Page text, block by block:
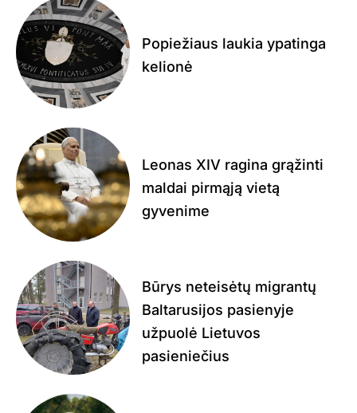
Popiežiaus laukia ypatinga
kelionė
Leonas XIV ragina grąžinti
maldai pirmąją vietą
gyvenime
Būrys neteisėtų migrantų
Baltarusijos pasienyje
užpuolė Lietuvos
pasieniečius